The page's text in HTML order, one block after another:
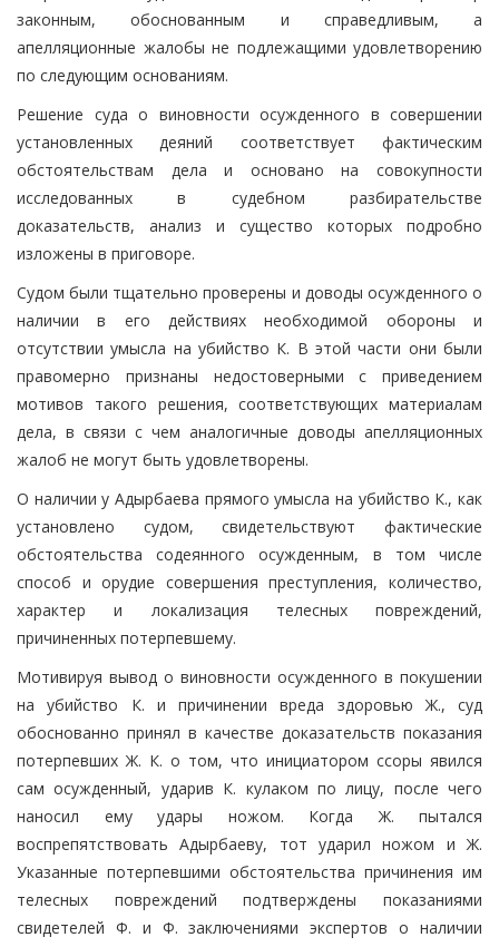
законным, обоснованным и справедливым, а
апелляционные жалобы не подлежащими удовлетворению
по следующим основаниям.
Решение суда о виновности осужденного в совершении
установленных деяний соответствует фактическим
обстоятельствам дела и основано на совокупности
исследованных в судебном разбирательстве
доказательств, анализ и существо которых подробно
изложены в приговоре.
Судом были тщательно проверены и доводы осужденного о
наличии в его действиях необходимой обороны и
отсутствии умысла на убийство К. В этой части они были
правомерно признаны недостоверными с приведением
мотивов такого решения, соответствующих материалам
дела, в связи с чем аналогичные доводы апелляционных
жалоб не могут быть удовлетворены.
О наличии у Адырбаева прямого умысла на убийство К., как
установлено судом, свидетельствуют фактические
обстоятельства содеянного осужденным, в том числе
способ и орудие совершения преступления, количество,
характер и локализация телесных повреждений,
причиненных потерпевшему.
Мотивируя вывод о виновности осужденного в покушении
на убийство К. и причинении вреда здоровью Ж., суд
обоснованно принял в качестве доказательств показания
потерпевших Ж. К. о том, что инициатором ссоры явился
сам осужденный, ударив К. кулаком по лицу, после чего
наносил ему удары ножом. Когда Ж. пытался
воспрепятствовать Адырбаеву, тот ударил ножом и Ж.
Указанные потерпевшими обстоятельства причинения им
телесных повреждений подтверждены показаниями
свидетелей Ф. и Ф. заключениями экспертов о наличии